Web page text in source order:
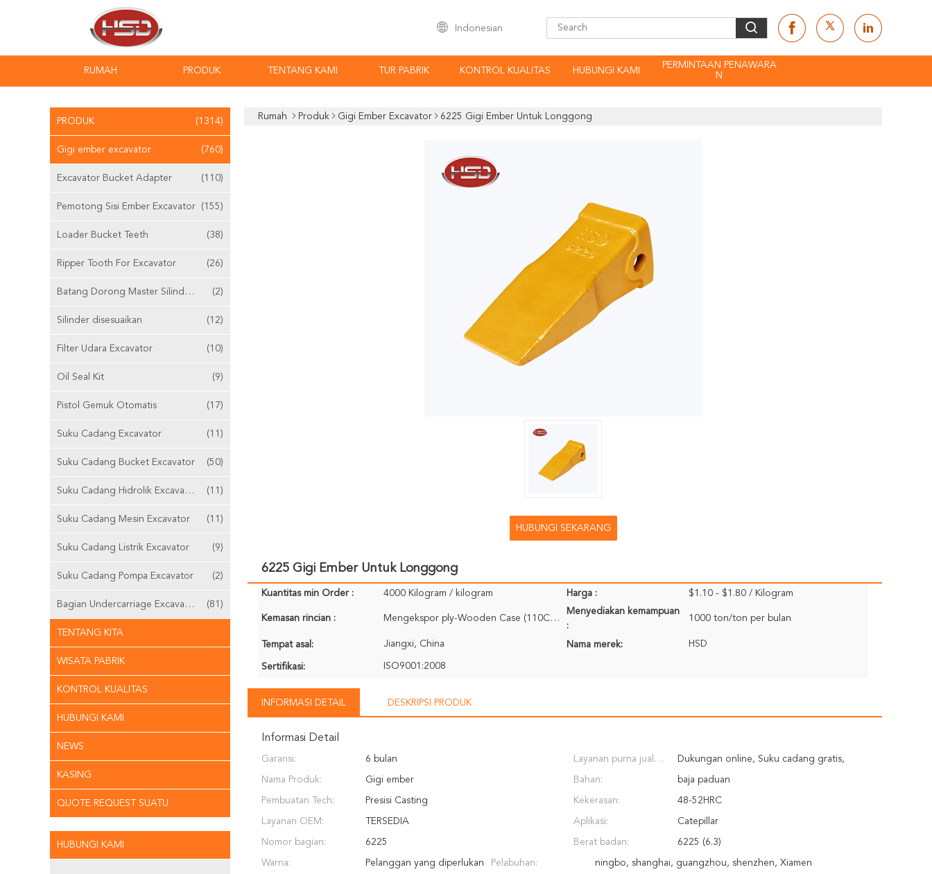
Indonesian
RUMAH PRODUK TENTANG KAMI TUR PABRIK KONTROL KUALITAS HUBUNGI KAMI
PERMINTAAN PENAWARA
N
PRODUK (1314)
Gigi ember excavator (760)
Excavator Bucket Adapter (110)
Pemotong Sisi Ember Excavator (155)
Loader Bucket Teeth (38)
Ripper Tooth For Excavator (26)
Batang Dorong Master Silinder Yang Dapat Disesuaikan (2)
Silinder disesuaikan (12)
Filter Udara Excavator (10)
Oil Seal Kit (9)
Pistol Gemuk Otomatis (17)
Suku Cadang Excavator (11)
Suku Cadang Bucket Excavator (50)
Suku Cadang Hidrolik Excavator (11)
Suku Cadang Mesin Excavator (11)
Suku Cadang Listrik Excavator (9)
Suku Cadang Pompa Excavator (2)
Bagian Undercarriage Excavator (81)
TENTANG KITA
WISATA PABRIK
KONTROL KUALITAS
HUBUNGI KAMI
NEWS
KASING
QUOTE REQUEST SUATU
HUBUNGI KAMI
Rumah Produk Gigi Ember Excavator 6225 Gigi Ember Untuk Longgong
HUBUNGI SEKARANG
6225 Gigi Ember Untuk Longgong
Kuantitas min Order : 4000 Kilogram / kilogram Harga : $1.10 - $1.80 / Kilogram
Kemasan rincian : Mengekspor ply-Wooden Case (110CM * 75CM * 71CM); Dikemas untuk referensi Anda
Menyediakan kemampuan
:
1000 ton/ton per bulan
Tempat asal: Jiangxi, China Nama merek: HSD
Sertifikasi: ISO9001:2008
INFORMASI DETAIL DESKRIPSI PRODUK
Informasi Detail
Garansi: 6 bulan Layanan purna jual
yang disediakan:
Dukungan online, Suku cadang gratis,
Insinyur tersedia untuk melayani mesin di luar
negeri
Nama Produk: Gigi ember Bahan: baja paduan
Pembuatan Tech: Presisi Casting Kekerasan: 48-52HRC
Layanan OEM: TERSEDIA Aplikasi: Catepillar
Nomor bagian: 6225 Berat badan: 6225 (6.3)
Warna: Pelanggan yang diperlukan Pelabuhan: ningbo, shanghai, guangzhou, shenzhen, Xiamen